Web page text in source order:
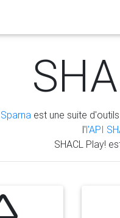
Sparna est une suite
l'l'API
SHACL Play!